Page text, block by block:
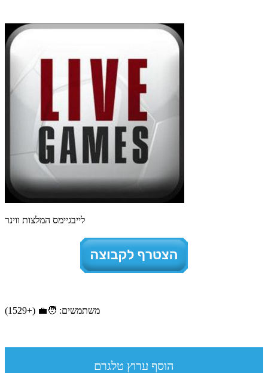
לייבגיימס המלצות ווינר
משתמשים: 🧑‍💼 (+1529)
הוסף ערוץ טלגרם